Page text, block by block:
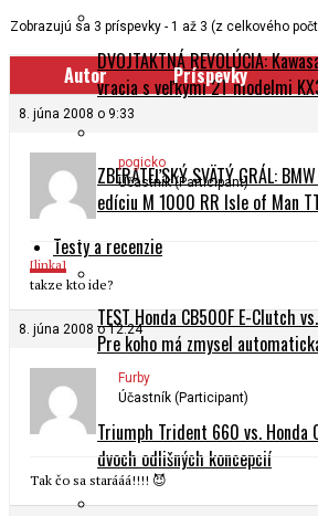
DVOJTAKTNÁ REVOLÚCIA:
vracia s veľkými 2T modelmi
ZBERATEĽSKÝ SVÄTÝ GRÁL:
edíciu M 1000 RR Isle of Man
Testy a recenzie
TEST Honda CB500F E-Clutch
Pre koho má zmysel
Triumph Trident 660 vs. Honda
dvoch odlišných koncepcií
Zobrazujú sa 3 príspevky - 1 až 3 (z celkového
Autor Príspevky
8. júna 2008 o 9:33
pogicko
Účastník (Participant)
[linka]
takze kto ide?
8. júna 2008 o 12:24
Furby
Účastník (Participant)
Tak čo sa starááá!!!! 😈